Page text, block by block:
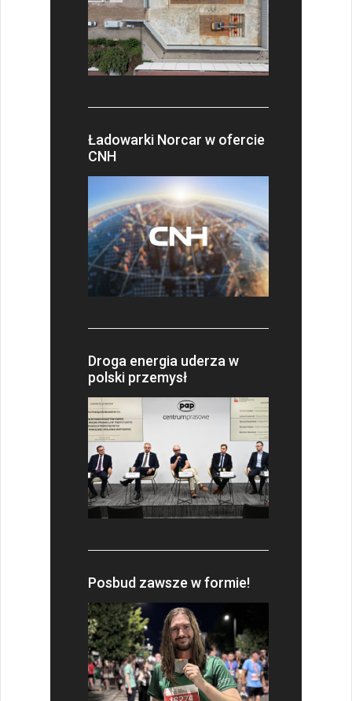
Ładowarki Norcar w ofercie
CNH
Droga energia uderza w
polski przemysł
Posbud zawsze w formie!